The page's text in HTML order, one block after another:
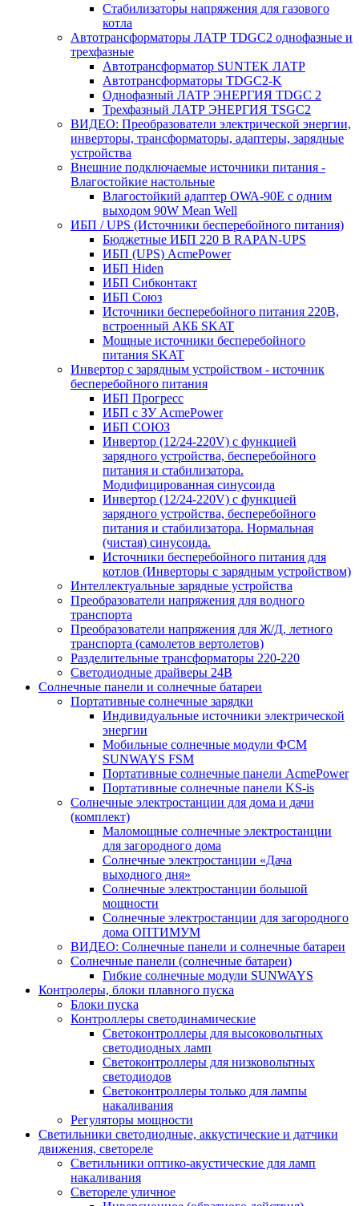
Стабилизаторы напряжения для газового
котла
Автотрансформаторы ЛАТР TDGC2 однофазные и
трехфазные
Автотрансформатор SUNTEK ЛАТР
Автотрансформаторы TDGC2-K
Однофазный ЛАТР ЭНЕРГИЯ TDGC 2
Трехфазный ЛАТР ЭНЕРГИЯ TSGC2
ВИДЕО: Преобразователи электрической энергии,
инверторы, трансформаторы, адаптеры, зарядные
устройства
Внешние подключаемые источники питания -
Влагостойкие настольные
Влагостойкий адаптер OWA-90E с одним
выходом 90W Mean Well
ИБП / UPS (Источники бесперебойного питания)
Бюджетные ИБП 220 В RAPAN-UPS
ИБП (UPS) AcmePower
ИБП Hiden
ИБП Сибконтакт
ИБП Союз
Источники бесперебойного питания 220В,
встроенный АКБ SKAT
Мощные источники бесперебойного
питания SKAT
Инвертор с зарядным устройством - источник
бесперебойного питания
ИБП Прогресс
ИБП с ЗУ AcmePower
ИБП СОЮЗ
Инвертор (12/24-220V) с функцией
зарядного устройства, бесперебойного
питания и стабилизатора.
Модифицированная синусоида
Инвертор (12/24-220V) с функцией
зарядного устройства, бесперебойного
питания и стабилизатора. Нормальная
(чистая) синусоида.
Источники бесперебойного питания для
котлов (Инверторы с зарядным устройством)
Интеллектуальные зарядные устройства
Преобразователи напряжения для водного
транспорта
Преобразователи напряжения для Ж/Д, летного
транспорта (самолетов вертолетов)
Разделительные трансформаторы 220-220
Светодиодные драйверы 24В
Солнечные панели и солнечные батареи
Портативные солнечные зарядки
Индивидуальные источники электрической
энергии
Мобильные солнечные модули ФСМ
SUNWAYS FSM
Портативные солнечные панели AcmePower
Портативные солнечные панели KS-is
Солнечные электростанции для дома и дачи
(комплект)
Маломощные солнечные электростанции
для загородного дома
Солнечные электростанции «Дача
выходного дня»
Солнечные электростанции большой
мощности
Солнечные электростанции для загородного
дома ОПТИМУМ
ВИДЕО: Солнечные панели и солнечные батареи
Солнечные панели (солнечные батареи)
Гибкие солнечные модули SUNWAYS
Контролеры, блоки плавного пуска
Блоки пуска
Контроллеры светодинамические
Светоконтроллеры для высоковольтных
светодиодных ламп
Светоконтроллеры для низковольтных
светодиодов
Светоконтроллеры только для лампы
накаливания
Регуляторы мощности
Светильники светодиодные, аккустические и датчики
движения, светореле
Светильники оптико-акустические для ламп
накаливания
Светореле уличное